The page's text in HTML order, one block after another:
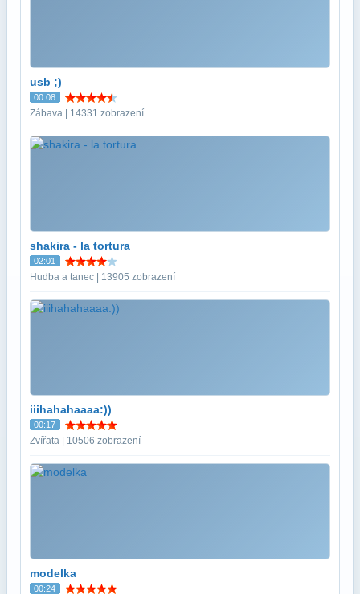
usb ;)
00:08
Zábava | 14331 zobrazení
shakira - la tortura
02:01
Hudba a tanec | 13905 zobrazení
iiihahahaaaa:))
00:17
Zvířata | 10506 zobrazení
modelka
00:24